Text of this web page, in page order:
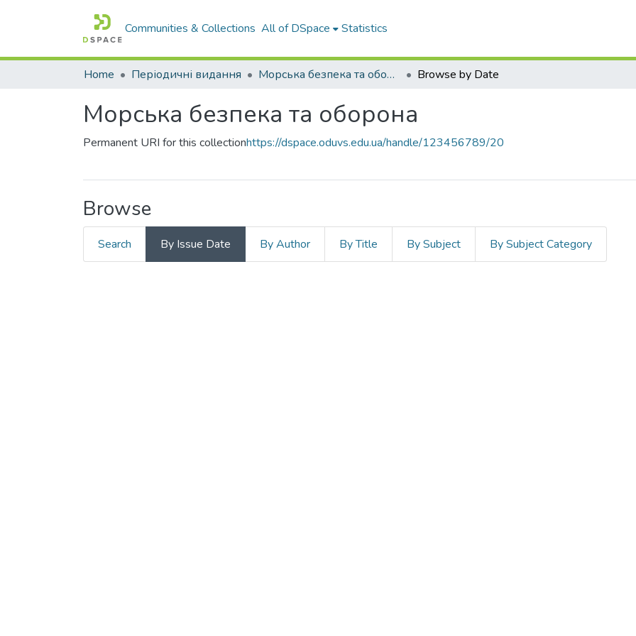
Communities & Collections All of DSpace Statistics
Home Періодичні видання Морська безпека та оборона Browse by Date
Морська безпека та оборона
Permanent URI for this collectionhttps://dspace.oduvs.edu.ua/handle/123456789/20
Browse
Search By Issue Date By Author By Title By Subject By Subject Category